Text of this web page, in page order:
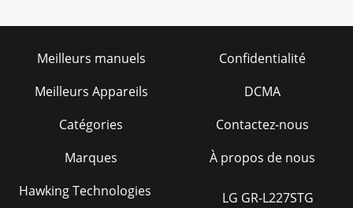
Meilleurs manuels
Meilleurs Appareils
Catégories
Marques
Confidentialité
DCMA
Contactez-nous
À propos de nous
Hawking Technologies
LG GR-L227STG